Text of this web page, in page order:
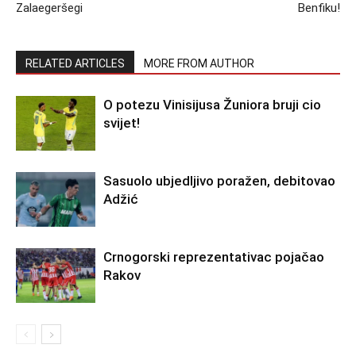
Zalaegeršegi
Benfiku!
RELATED ARTICLES MORE FROM AUTHOR
O potezu Vinisijusa Žuniora bruji cio
svijet!
Sasuolo ubjedljivo poražen, debitovao
Adžić
Crnogorski reprezentativac pojačao
Rakov